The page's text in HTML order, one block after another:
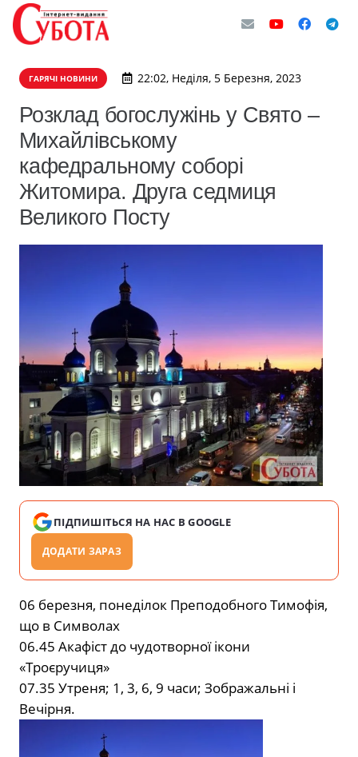
ГАРЯЧІ НОВИНИ 22:02, Неділя, 5 Березня, 2023
Розклад богослужінь у Свято –
Михайлівському
кафедральному соборі
Житомира. Друга седмиця
Великого Посту
ПІДПИШІТЬСЯ НА НАС В GOOGLE
ДОДАТИ ЗАРАЗ
06 березня, понеділок Преподобного Тимофія,
що в Символах
06.45 Акафіст до чудотворної ікони
«Троєручиця»
07.35 Утреня; 1, 3, 6, 9 часи; Зображальні і
Вечірня.